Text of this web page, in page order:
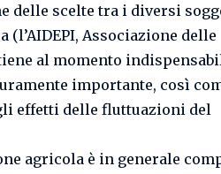
delle scelte tra i diversi
Associazione delle
al momento
importante, così
effetti delle fluttuazioni del
agricola è in generale